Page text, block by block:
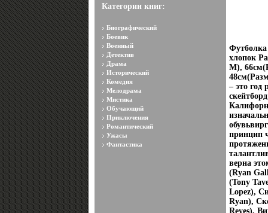
Категории книг:
Биографический
Боевик
Военный
Детектив
Драма
Исторический
Комедия
Мелодрама
Мистика
Обучающий
Приключения
Романтический
Ужасы
Фантастика
хлопок
M),
– это год
принцип
верна
(Ryan
(Tony
Lopez),
Ryan),
Reyes),